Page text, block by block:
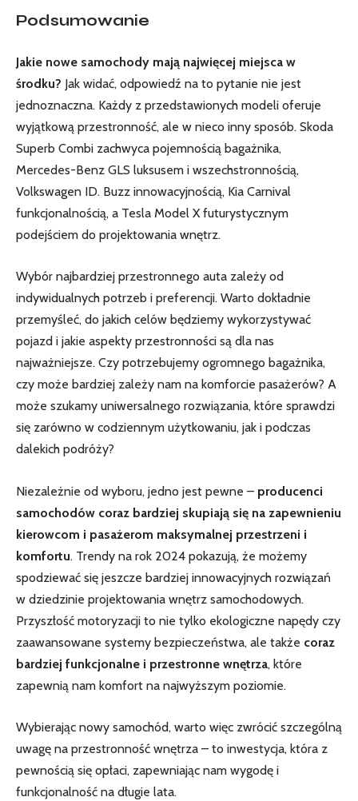
Podsumowanie
Jakie nowe samochody mają najwięcej miejsca w
środku? Jak widać, odpowiedź na to pytanie nie jest
jednoznaczna. Każdy z przedstawionych modeli oferuje
wyjątkową przestronność, ale w nieco inny sposób. Skoda
Superb Combi zachwyca pojemnością bagażnika,
Mercedes-Benz GLS luksusem i wszechstronnością,
Volkswagen ID. Buzz innowacyjnością, Kia Carnival
funkcjonalnością, a Tesla Model X futurystycznym
podejściem do projektowania wnętrz.
Wybór najbardziej przestronnego auta zależy od
indywidualnych potrzeb i preferencji. Warto dokładnie
przemyśleć, do jakich celów będziemy wykorzystywać
pojazd i jakie aspekty przestronności są dla nas
najważniejsze. Czy potrzebujemy ogromnego bagażnika,
czy może bardziej zależy nam na komforcie pasażerów? A
może szukamy uniwersalnego rozwiązania, które sprawdzi
się zarówno w codziennym użytkowaniu, jak i podczas
dalekich podróży?
Niezależnie od wyboru, jedno jest pewne – producenci
samochodów coraz bardziej skupiają się na zapewnieniu
kierowcom i pasażerom maksymalnej przestrzeni i
komfortu. Trendy na rok 2024 pokazują, że możemy
spodziewać się jeszcze bardziej innowacyjnych rozwiązań
w dziedzinie projektowania wnętrz samochodowych.
Przyszłość motoryzacji to nie tylko ekologiczne napędy czy
zaawansowane systemy bezpieczeństwa, ale także coraz
bardziej funkcjonalne i przestronne wnętrza, które
zapewnią nam komfort na najwyższym poziomie.
Wybierając nowy samochód, warto więc zwrócić szczególną
uwagę na przestronność wnętrza – to inwestycja, która z
pewnością się opłaci, zapewniając nam wygodę i
funkcjonalność na długie lata.